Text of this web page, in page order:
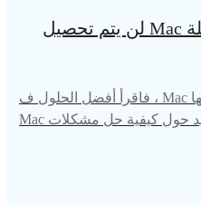
طرق مجانية لإصلاح مشكلة Mac لن يتم تحصيل
إذا كانت لديك مشكلات لن يشحنها Mac ، فاقرأ أفضل الحلول ف
ي هذه المقالة وتعرف على المزيد حول كيفية حل مشكلات Mac